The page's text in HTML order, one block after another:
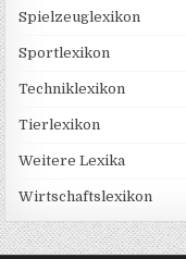
Spielzeuglexikon
Sportlexikon
Techniklexikon
Tierlexikon
Weitere Lexika
Wirtschaftslexikon